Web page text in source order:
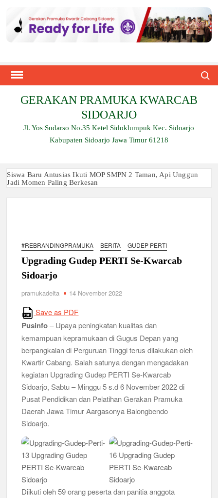
content
GERAKAN PRAMUKA KWARCAB
SIDOARJO
Jl. Yos Sudarso No.35 Ketel Sidoklumpuk Kec. Sidoarjo
Kabupaten Sidoarjo Jawa Timur 61218
Siswa Baru Antusias Ikuti MOP SMPN 2 Taman, Api Unggun
Jadi Momen Paling Berkesan
Relevansi Pemikiran Baden-Powell dalam Pembinaan
Generasi Muda di Era Digital
Semangat “Cerdas, Ceria, Cekatan” Warnai Pesta Siaga
Kwarran Sukodono Tahun 2026
Berkarakter, Berprestasi, Berbudi Luhur : Lomba Tingkat I
Gudep 14.077-14.078 Pangkalan SDN Sidodadi 1 Taman
Cetak Generasi Tangguh
Pramuka SMKN 1 Jabon Tempa Disiplin dan Kepedulian
Sosial Melalui Jelajah Desa
Kompetisi Mencetak Karakter dan Merajut Generasi di PSCC
Perkuat Kepemimpinan dan Demokrasi, Kwarran Jabon Gelar
Bukan Cuma Kemah! Pramuka SMK YPM 3 Taman Adopsi
Kwarran Porong Gembleng Penegak Pramuka Lewat Pelatihan
Keprotokoleran
#REBRANDINGPRAMUKA BERITA GUDEP PERTI
Upgrading Gudep PERTI Se-Kwarcab
Sidoarjo
pramukadelta 14 November 2022
Save as PDF
Pusinfo– Upaya peningkatan kualitas dan
kemampuan kepramukaan di Gugus Depan yang
berpangkalan di Perguruan Tinggi terus dilakukan oleh
Kwartir Cabang. Salah satunya dengan mengadakan
kegiatan Upgrading Gudep PERTI Se-Kwarcab
Sidoarjo, Sabtu – Minggu 5 s.d 6 November 2022 di
Pusat Pendidikan dan Pelatihan Gerakan Pramuka
Daerah Jawa Timur Aargasonya Balongbendo
Sidoarjo.
Diikuti oleh 59 orang peserta dan panitia anggota